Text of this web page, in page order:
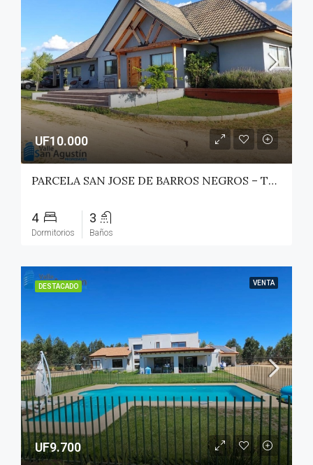
UF10.000
PARCELA SAN JOSE DE BARROS NEGROS – TALCA (MAULE NORTE)
4
Dormitorios
3
Baños
DESTACADO VENTA
UF9.700